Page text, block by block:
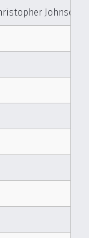
Johnson,